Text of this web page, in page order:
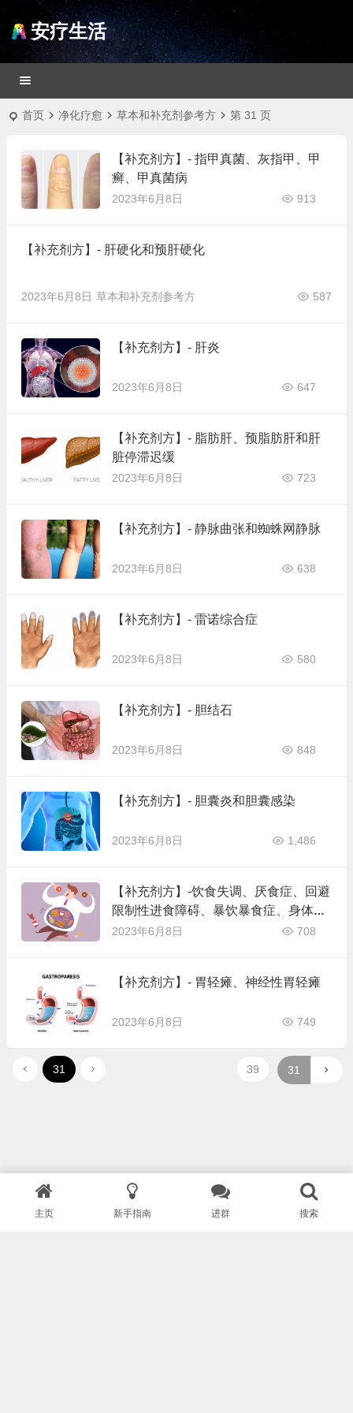
安疗生活
首页 净化疗愈 草本和补充剂参考方 第 31 页
【补充剂方】- 指甲真菌、灰指甲、甲
癣、甲真菌病
2023年6月8日 913
【补充剂方】- 肝硬化和预肝硬化
2023年6月8日 草本和补充剂参考方 587
【补充剂方】- 肝炎
2023年6月8日 647
【补充剂方】- 脂肪肝、预脂肪肝和肝
脏停滞迟缓
2023年6月8日 723
【补充剂方】- 静脉曲张和蜘蛛网静脉
2023年6月8日 638
【补充剂方】- 雷诺综合症
2023年6月8日 580
【补充剂方】- 胆结石
2023年6月8日 848
【补充剂方】- 胆囊炎和胆囊感染
2023年6月8日 1,486
【补充剂方】-饮食失调、厌食症、回避
限制性进食障碍、暴饮暴食症、身体畸
形障碍
2023年6月8日 708
【补充剂方】- 胃轻瘫、神经性胃轻瘫
2023年6月8日 749
39
31
主页 新手指南 进群 搜索